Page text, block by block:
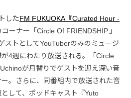
したFM FUKUOKA『Curated Hour -
コーナー「Circle Of FRIENDSHIP.」
ストとしてYouTuberのみのミュージ
4週にわたり放送される。「Circle
が月替りでゲストを迎え深い音
。さらに、同番組内で放送された音
して、ポッドキャスト『Yuto